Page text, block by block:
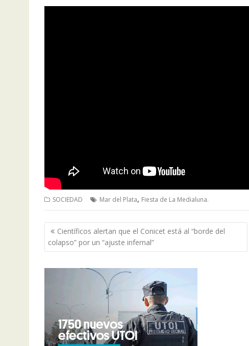
SOCIEDAD Mar del Plata, Fiesta de La Medialuna.
Navegación
de
entradas
Científicos alertan que el Conicet está al “borde del
colapso” por un “ajuste infernal”